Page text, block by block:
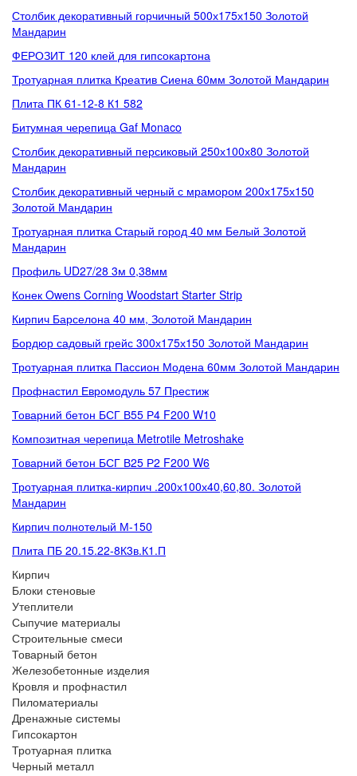
Столбик декоративный горчичный 500х175х150 Золотой
Мандарин
ФЕРОЗИТ 120 клей для гипсокартона
Тротуарная плитка Креатив Сиена 60мм Золотой Мандарин
Плита ПК 61-12-8 К1 582
Битумная черепица Gaf Monaco
Столбик декоративный персиковый 250х100х80 Золотой
Мандарин
Столбик декоративный черный с мрамором 200х175х150
Золотой Мандарин
Тротуарная плитка Старый город 40 мм Белый Золотой
Мандарин
Профиль UD27/28 3м 0,38мм
Конек Owens Corning Woodstart Starter Strip
Кирпич Барселона 40 мм, Золотой Мандарин
Бордюр садовый грейс 300х175х150 Золотой Мандарин
Тротуарная плитка Пассион Модена 60мм Золотой Мандарин
Профнастил Евромодуль 57 Престиж
Товарний бетон БСГ В55 Р4 F200 W10
Композитная черепица Metrotile Metroshake
Товарний бетон БСГ В25 Р2 F200 W6
Тротуарная плитка-кирпич .200х100х40,60,80. Золотой
Мандарин
Кирпич полнотелый М-150
Плита ПБ 20.15.22-8К3в.К1.П
Кирпич
Блоки стеновые
Утеплители
Сыпучие материалы
Строительные смеси
Товарный бетон
Железобетонные изделия
Кровля и профнастил
Пиломатериалы
Дренажные системы
Гипсокартон
Тротуарная плитка
Черный металл